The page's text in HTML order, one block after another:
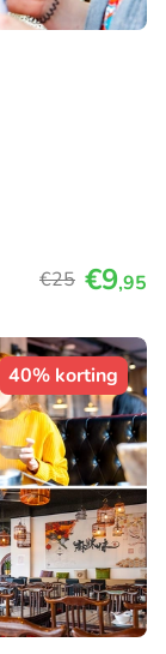
€25 €9,95
40% korting